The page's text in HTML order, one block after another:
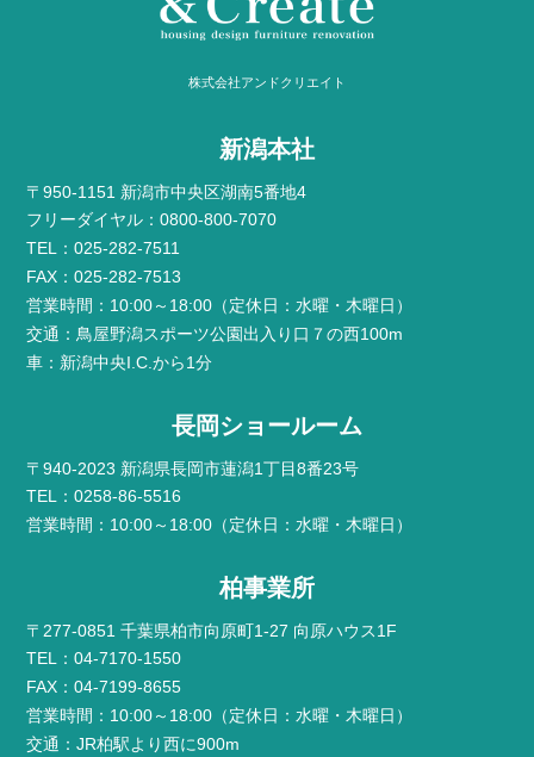
株式会社アンドクリエイト
新潟本社
〒950-1151 新潟市中央区湖南5番地4
フリーダイヤル：0800-800-7070
TEL：025-282-7511
FAX：025-282-7513
営業時間：10:00～18:00（定休日：水曜・木曜日）
交通：鳥屋野潟スポーツ公園出入り口７の西100m
車：新潟中央I.C.から1分
長岡ショールーム
〒940-2023 新潟県長岡市蓮潟1丁目8番23号
TEL：0258-86-5516
営業時間：10:00～18:00（定休日：水曜・木曜日）
柏事業所
〒277-0851 千葉県柏市向原町1-27 向原ハウス1F
TEL：04-7170-1550
FAX：04-7199-8655
営業時間：10:00～18:00（定休日：水曜・木曜日）
交通：JR柏駅より西に900m